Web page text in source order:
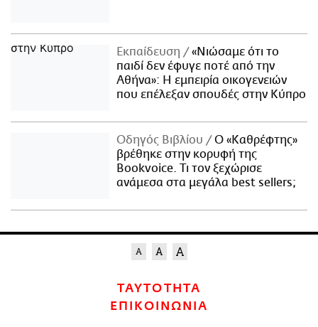
Εκπαίδευση
«Νιώσαμε ότι το
παιδί δεν έφυγε ποτέ από την
Αθήνα»: Η εμπειρία οικογενειών
που επέλεξαν σπουδές στην Κύπρο
Οδηγός Βιβλίου
Ο «Καθρέφτης»
βρέθηκε στην κορυφή της
Bookvoice. Τι τον ξεχώρισε
ανάμεσα στα μεγάλα best sellers;
ΤΑΥΤΟΤΗΤΑ
ΕΠΙΚΟΙΝΩΝΙΑ